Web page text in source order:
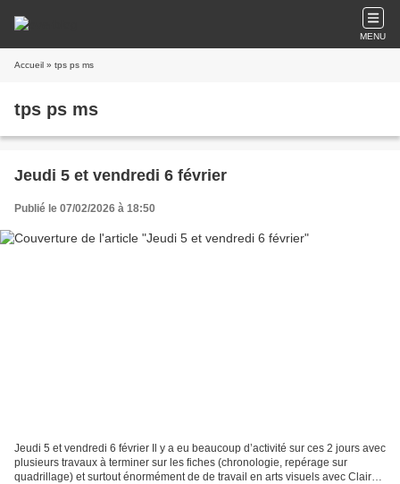
MENU
Accueil » tps ps ms
tps ps ms
Jeudi 5 et vendredi 6 février
Publié le 07/02/2026 à 18:50
Jeudi 5 et vendredi 6 février Il y a eu beaucoup d’activité sur ces 2 jours avec
plusieurs travaux à terminer sur les fiches (chronologie, repérage sur
quadrillage) et surtout énormément de de travail en arts visuels avec Claire